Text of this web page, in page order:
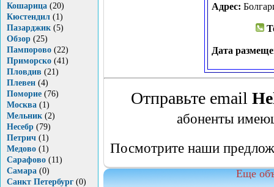
Кошарица (20)
Кюстендил (1)
Пазарджик (5)
Обзор (25)
Пампорово (22)
Приморско (41)
Пловдив (21)
Плевен (4)
Поморие (76)
Москва (1)
Мельник (2)
Несебр (79)
Петрич (1)
Медово (1)
Сарафово (11)
Самара (0)
Санкт Петербург (0)
Адрес:
Дата
Отправьте email
абоненты
Посмотрите наши
Еще